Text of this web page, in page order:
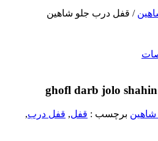
/ قفل درب جلو شاهین
ghofl darb jolo
برچسب : قفل,قفل درب,